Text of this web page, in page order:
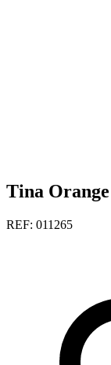
Tina Orange
REF: 011265